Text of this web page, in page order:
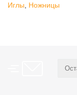
Иглы Ножницы